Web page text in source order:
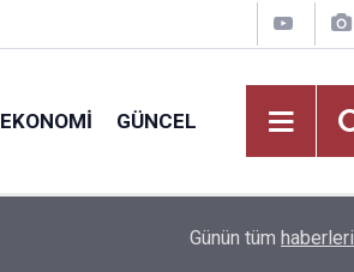
EKONOMI GÜNCEL
Nereden Yapılacak?
Günün tüm haberleri